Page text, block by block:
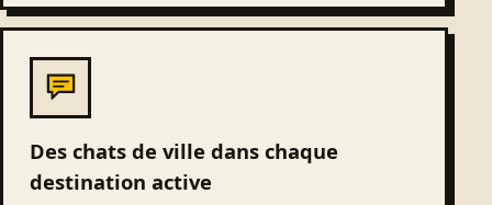
Des chats de ville dans chaque
destination active